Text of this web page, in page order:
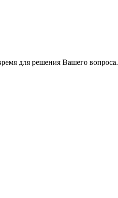
для решения Вашего вопроса.